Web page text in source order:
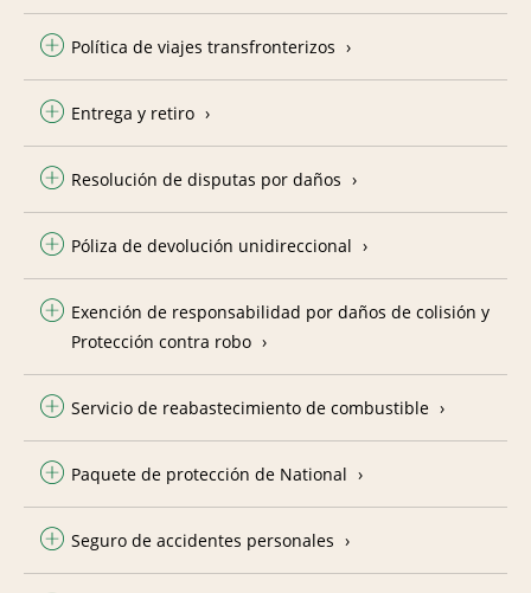
Política de viajes transfronterizos
Entrega y retiro
Resolución de disputas por daños
Póliza de devolución unidireccional
Exención de responsabilidad por daños de colisión y
Protección contra robo
Servicio de reabastecimiento de combustible
Paquete de protección de National
Seguro de accidentes personales